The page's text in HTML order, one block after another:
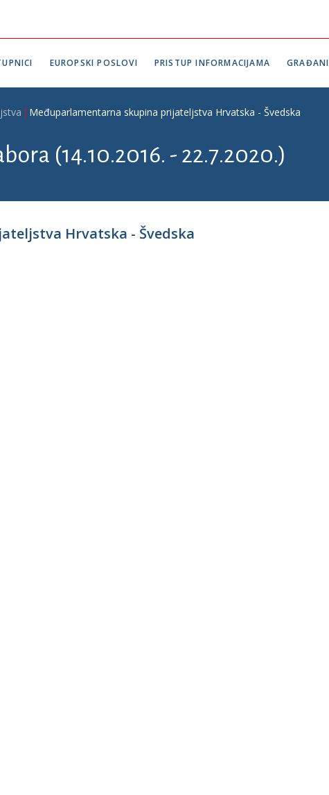
EUROPSKI POSLOVI PRISTUP INFORMACIJAMA GRAĐANI
Međuparlamentarna skupina prijateljstva Hrvatska - Švedska
(14.10.2016. - 22.7.2020.)
Hrvatska - Švedska